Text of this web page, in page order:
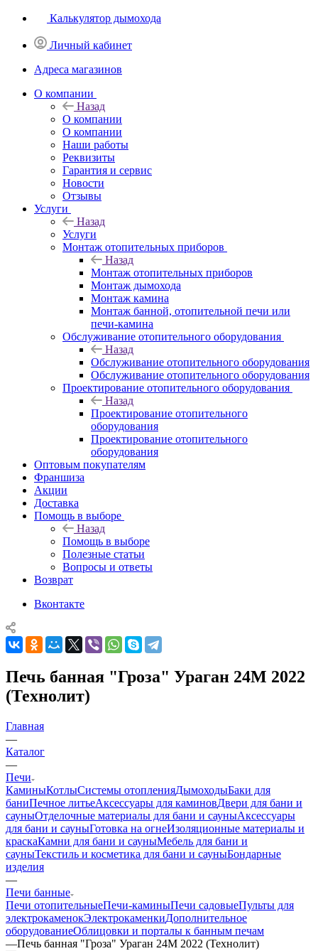
Калькулятор дымохода
Личный кабинет
Адреса магазинов
O компании
Назад
O компании
О компании
Наши работы
Реквизиты
Гарантия и сервис
Новости
Отзывы
Услуги
Назад
Услуги
Монтаж отопительных приборов
Назад
Монтаж отопительных приборов
Монтаж дымохода
Монтаж камина
Монтаж банной, отопительной печи или
печи-камина
Обслуживание отопительного оборудования
Назад
Обслуживание отопительного оборудования
Обслуживание отопительного оборудования
Проектирование отопительного оборудования
Назад
Проектирование отопительного
оборудования
Проектирование отопительного
оборудования
Оптовым покупателям
Франшиза
Акции
Доставка
Помощь в выборе
Назад
Помощь в выборе
Полезные статьи
Вопросы и ответы
Возврат
Вконтакте
Печь банная "Гроза" Ураган 24М 2022
(Технолит)
Главная
—
Каталог
—
Печи
КаминыКотлыСистемы отопленияДымоходыБаки для
баниПечное литьеАксессуары для каминовДвери для бани и
сауныОтделочные материалы для бани и сауныАксессуары
для бани и сауныГотовка на огнеИзоляционные материалы и
краскаКамни для бани и сауныМебель для бани и
сауныТекстиль и косметика для бани и сауныБондарные
изделия
—
Печи банные
Печи отопительныеПечи-каминыПечи садовыеПульты для
электрокаменокЭлектрокаменкиДополнительное
оборудованиеОблицовки и порталы к банным печам
—Печь банная "Гроза" Ураган 24М 2022 (Технолит)